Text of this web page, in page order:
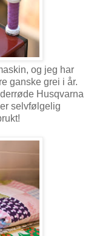
og jeg har
ganske grei i år.
Husqvarna
selvfølgelig